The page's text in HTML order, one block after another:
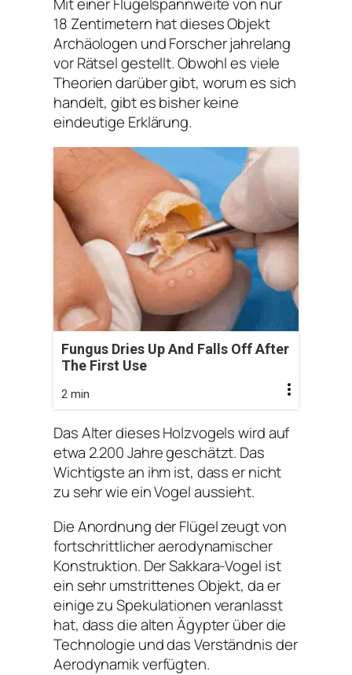
Mit einer Flügelspannweite von nur
18 Zentimetern hat dieses Objekt
Archäologen und Forscher jahrelang
vor Rätsel gestellt. Obwohl es viele
Theorien darüber gibt, worum es sich
handelt, gibt es bisher keine
eindeutige Erklärung.
Fungus Dries Up And Falls Off After
The First Use
2 min
Das Alter dieses Holzvogels wird auf
etwa 2.200 Jahre geschätzt. Das
Wichtigste an ihm ist, dass er nicht
zu sehr wie ein Vogel aussieht.
Die Anordnung der Flügel zeugt von
fortschrittlicher aerodynamischer
Konstruktion. Der Sakkara-Vogel ist
ein sehr umstrittenes Objekt, da er
einige zu Spekulationen veranlasst
hat, dass die alten Ägypter über die
Technologie und das Verständnis der
Aerodynamik verfügten.